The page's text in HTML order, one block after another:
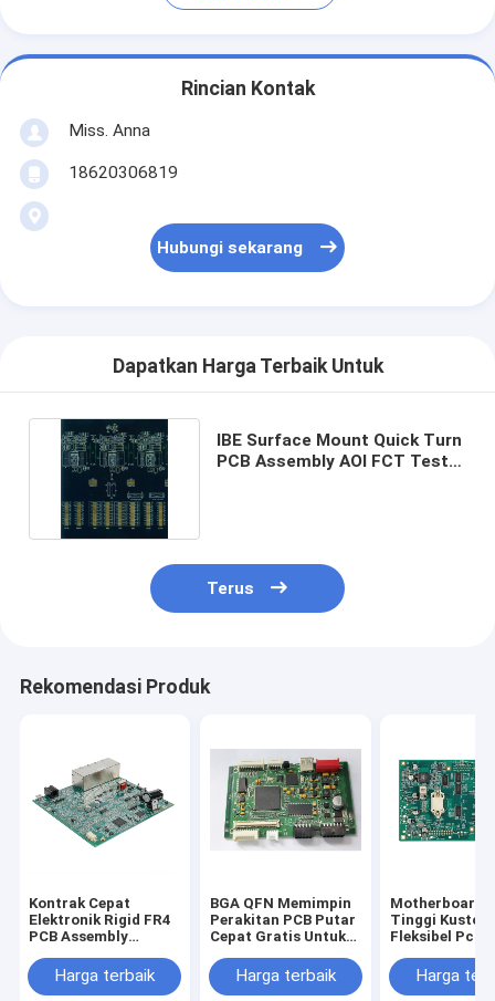
Rincian Kontak
Miss. Anna
18620306819
Hubungi sekarang
Dapatkan Harga Terbaik Untuk
IBE Surface Mount Quick Turn
PCB Assembly AOI FCT Test
Terus
Rekomendasi Produk
Kontrak Cepat
Elektronik Rigid FR4
PCB Assembly
Harga terbaik
BGA QFN Memimpin
Perakitan PCB Putar
Cepat Gratis Untuk
Harga terbaik
Motherboard
Tinggi Kustom
Fleksibel Pcba
Harga